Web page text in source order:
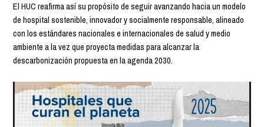
El HUC reafirma así su propósito de seguir avanzando hacia un modelo
de hospital sostenible, innovador y socialmente responsable, alineado
con los estándares nacionales e internacionales de salud y medio
ambiente a la vez que proyecta medidas para alcanzar la
descarbonización propuesta en la agenda 2030.